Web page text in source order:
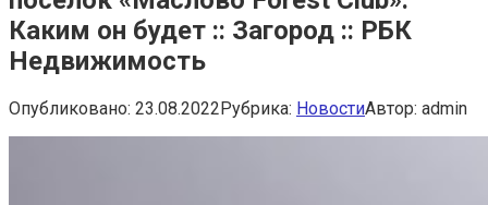
Каким он будет :: Загород :: РБК
Недвижимость
Опубликовано: 23.08.2022Рубрика: НовостиАвтор: admin